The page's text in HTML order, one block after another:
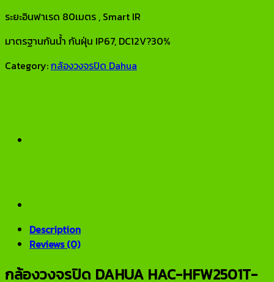
ระยะอินฟาเรด 80เมตร , Smart IR
มาตรฐานกันน้ำ กันฝุ่น IP67, DC12V?30%
Category:กล้องวงจรปิด Dahua
Description
Reviews (0)
กล้องวงจรปิด DAHUA HAC-HFW2501T-